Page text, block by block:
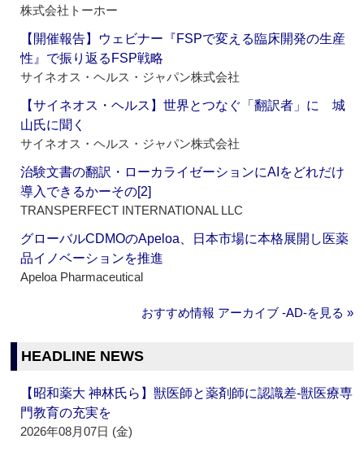
株式会社トーホー
【開催報告】ウェビナー『FSPで変える臨床開発の生産
性』で振り返るFSP戦略
サイネオス・ヘルス・ジャパン株式会社
【サイネオス・ヘルス】世界とつなぐ「翻訳者」に 城
山氏に聞く
サイネオス・ヘルス・ジャパン株式会社
治験文書の翻訳・ローカライゼーションにAIをどれだけ
導入できるかーその[2]
TRANSPERFECT INTERNATIONAL LLC
グローバルCDMOのApeloa、日本市場に本格展開し医薬
品イノベーションを推進
Apeloa Pharmaceutical
おすすめ情報 アーカイブ ‐AD‐を見る »
HEADLINE NEWS
【昭和薬大 神林氏ら】獣医師と薬剤師に認識差‐獣医療専
門教育の充実を
2026年08月07日 (金)